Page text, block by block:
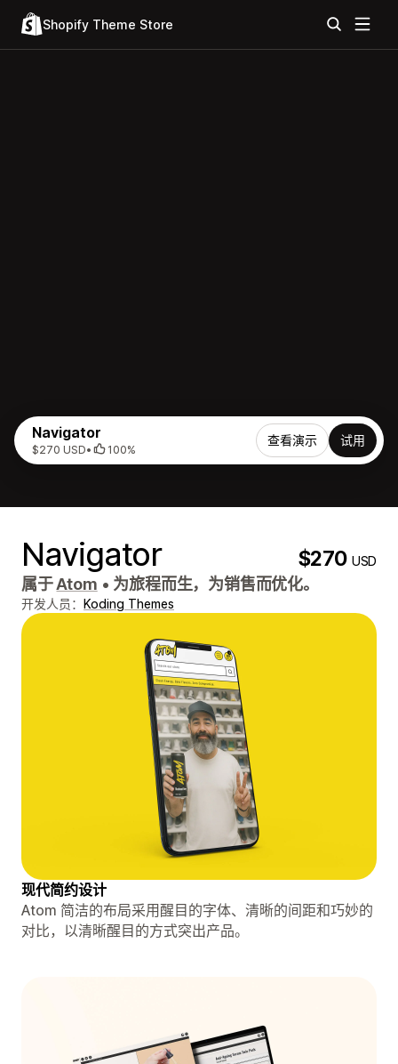
Shopify Theme Store
Navigator
$270 USD• 100%
查看演示 试用
Navigator $270USD
属于Atom • 为旅程而生，为销售而优化。
开发人员： Koding Themes
现代简约设计
Atom 简洁的布局采用醒目的字体、清晰的间距和巧妙的
对比，以清晰醒目的方式突出产品。